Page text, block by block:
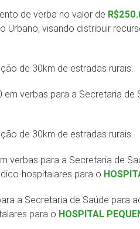
de verba no valor de
Urbano, visando distribuir
de 30km de estradas rurais.
em verbas para a Secretaria de
de 30km de estradas rurais.
verbas para a Secretaria de
hospitalares para o
a Secretaria de Saúde para
para o HOSPITAL